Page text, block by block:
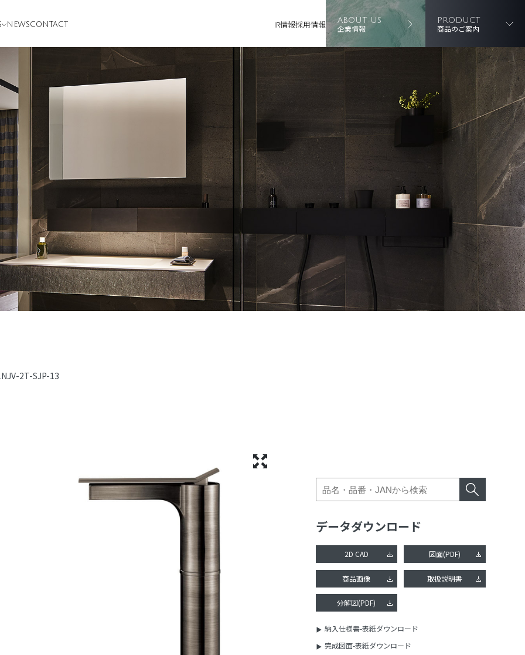
NEWSCONTACT IR情報採用情報 ABOUT US
企業情報
PRODUCT
商品のご案内
2T-SJP-13
データダウンロード
2D CAD 図面(PDF)
商品画像 取扱説明書
分解図(PDF)
納入仕様書-表紙ダウンロード
完成図面-表紙ダウンロード